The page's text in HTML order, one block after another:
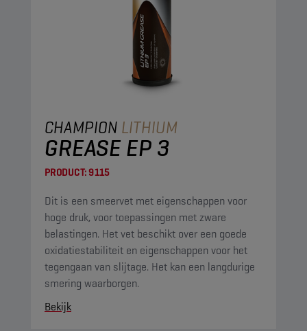
CHAMPION LITHIUM
GREASE EP 3
PRODUCT:9115
Dit is een smeervet met eigenschappen voor
hoge druk, voor toepassingen met zware
belastingen. Het vet beschikt over een goede
oxidatiestabiliteit en eigenschappen voor het
tegengaan van slijtage. Het kan een langdurige
smering waarborgen.
Bekijk